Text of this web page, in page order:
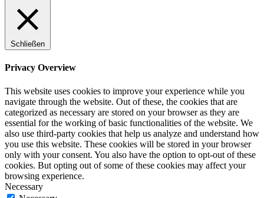
Schließen
Privacy Overview
This website uses cookies to improve your experience while you
navigate through the website. Out of these, the cookies that are
categorized as necessary are stored on your browser as they are
essential for the working of basic functionalities of the website. We
also use third-party cookies that help us analyze and understand how
you use this website. These cookies will be stored in your browser
only with your consent. You also have the option to opt-out of these
cookies. But opting out of some of these cookies may affect your
browsing experience.
Necessary